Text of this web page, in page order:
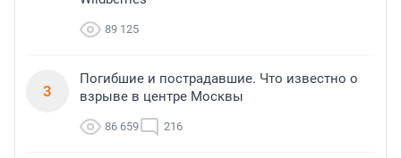
89 125
3
Погибшие и пострадавшие. Что известно о
взрыве в центре Москвы
86 659 216